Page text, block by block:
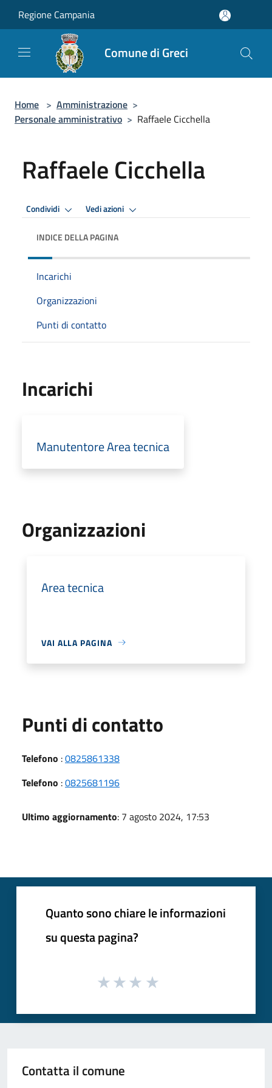
Regione Campania
Comune di Greci
Home > Amministrazione >
Personale amministrativo > Raffaele Cicchella
Raffaele Cicchella
Condividi Vedi azioni
INDICE DELLA PAGINA
Incarichi
Organizzazioni
Punti di contatto
Incarichi
Manutentore Area tecnica
Organizzazioni
Area tecnica
VAI ALLA PAGINA
Punti di contatto
Telefono :0825861338
Telefono :0825681196
Ultimo aggiornamento: 7 agosto 2024, 17:53
Quanto sono chiare le informazioni
su questa pagina?
Contatta il comune